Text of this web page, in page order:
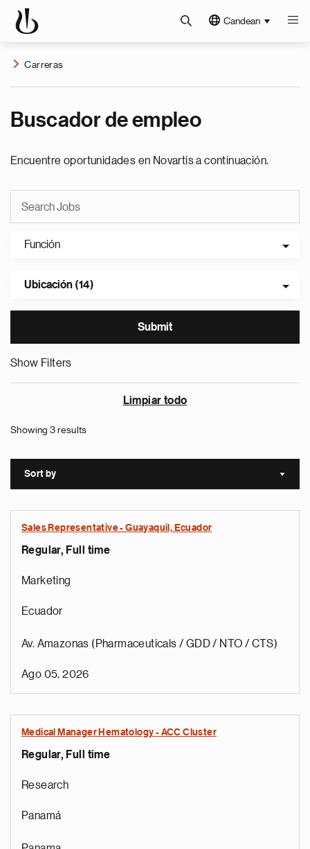
Candean
Carreras
Buscador de empleo
Encuentre oportunidades en Novartis a continuación.
Función
Ubicación (14)
Show Filters
Limpiar todo
Showing 3 results
Sort by Sort
Sales Representative - Guayaquil, Ecuador
Regular, Full time
Marketing
Ecuador
Av. Amazonas (Pharmaceuticals / GDD / NTO / CTS)
Ago 05, 2026
Medical Manager Hematology - ACC Cluster
Regular, Full time
Research
Panamá